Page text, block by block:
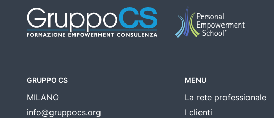
GRUPPO CS
MILANO
info@gruppocs.org
MENU
La rete professionale
I clienti